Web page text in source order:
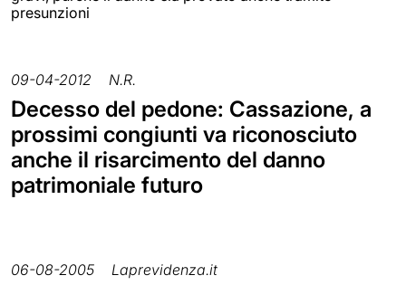
presunzioni
09-04-2012 N.R.
Decesso del pedone: Cassazione, a
prossimi congiunti va riconosciuto
anche il risarcimento del danno
patrimoniale futuro
06-08-2005 Laprevidenza.it